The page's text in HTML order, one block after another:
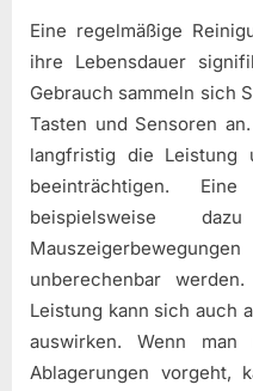
Eine regelmäßige
ihre Lebensdauer
Gebrauch sammeln sich
Tasten und Sensoren
langfristig die Leistung
beeinträchtigen.
beispielsweise
unberechenbar
Leistung kann sich auch
auswirken. Wenn
Ablagerungen vorgeht,